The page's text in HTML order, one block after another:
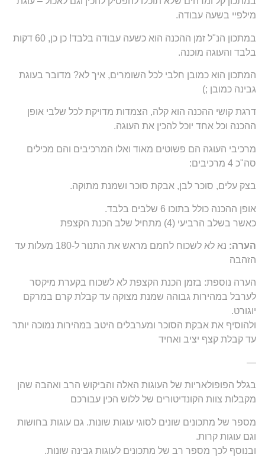
מילפיי בשעה עבודה.
במתכון הנ"ל זמן ההכנה הוא כשעה עבודה בלבד! כן כן, 60 דקות
בלבד והעוגה מוכנה.
המתכון הוא כמובן חלבי לכל השומרים, איך לא? מדובר בעוגת
גבינה כמובן ;)
דרגת קושי ההכנה הוא קלה, הצמדות מדויקת לכל שלבי אופן
ההכנה וכל אחד יוכל להכין את העוגה.
מרכיבי העוגה הם פשוטים מאוד ואלו המרכיבים והם מכילים
סה"כ 4 מרכיבים:
בצק עלים, סוכר לבן, אבקת סוכר ושמנת מתוקה.
אופן ההכנה כולל בתוכו 6 שלבים בלבד.
כאשר בשלב הרביעי (4) מתחיל שלב הכנת הקצפת
הערה:
נא לא לשכוח לחמם מראש את התנור ל-180 מעלות עד
הזהבה
הערה נוספת: בזמן הכנת הקצפת לא לשכוח בקערת מיקסר
לערבל במהירות גבוהה שמנת מצוקה עד קבלת קרם במרקם
יוגורט.
ולהוסיף את אבקת הסוכר ומערבלים היטב במהירות נמוכה יותר
עד קבלת קצף יציב ואחיד
—
בגלל הפופולאריות של העוגות האלה והביקוש הרב ואהבה שהן
מקבלות צוות הקונדיטורים של ללוש הכין עבורכם
מספר של מתכונים שונים לסוגי עוגות שונות. גם עוגות בחושות
וגם עוגות קרות.
ובנוסף לכך מספר רב של מתכונים לעוגות גבינה שונות.